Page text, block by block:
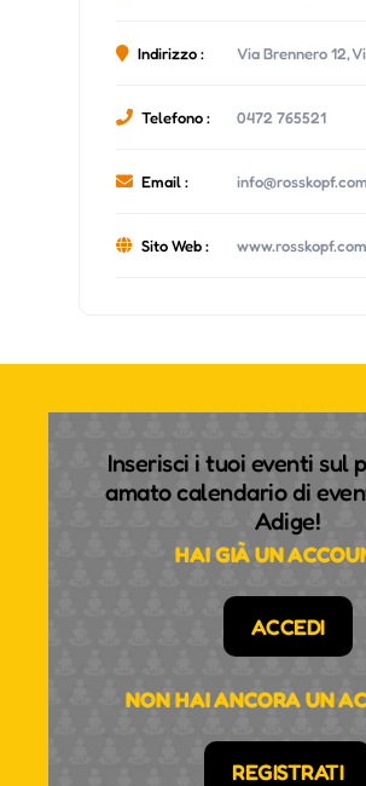
Indirizzo : Via Brennero 12,
Telefono : 0472 765521
Email : info@rosskopf.com
Sito Web : www.rosskopf.com
Inserisci i tuoi eventi sul
amato calendario di
Adige!
HAI GIÀ UN
ACCEDI
NON HAI ANCORA UN
REGISTRATI